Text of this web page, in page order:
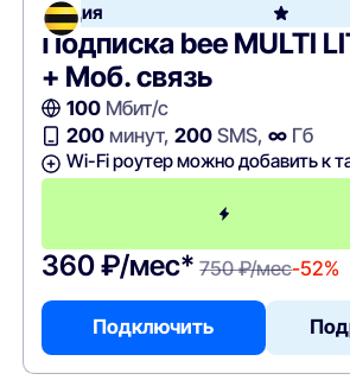
Акция
Подписка bee MULTI
+ Моб. связь
100Мбит/с
200минут, 200SMS, ∞Гб
Wi-Fi роутер можно добавить к
360 ₽/мес* 750 ₽/мес-52%
Подключить